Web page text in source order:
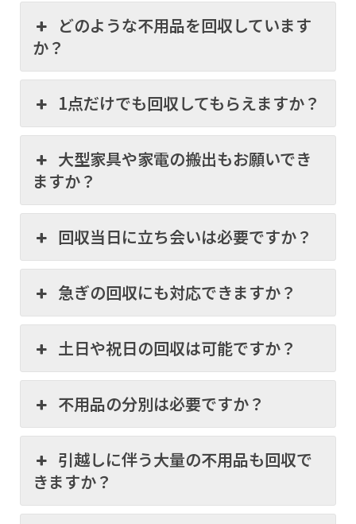
どのような不用品を回収しています
か？
1点だけでも回収してもらえますか？
大型家具や家電の搬出もお願いでき
ますか？
回収当日に立ち会いは必要ですか？
急ぎの回収にも対応できますか？
土日や祝日の回収は可能ですか？
不用品の分別は必要ですか？
引越しに伴う大量の不用品も回収で
きますか？